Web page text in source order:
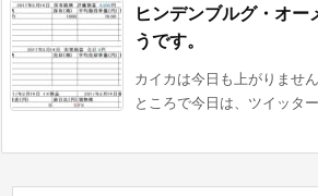
ヒンデンブルグ・オー
うです。
カイカは今日も上がりませ
ところで今日は、ツイッタ